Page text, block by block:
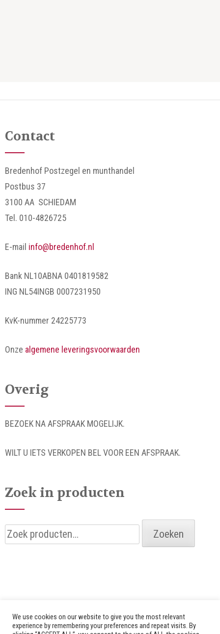
Contact
Bredenhof Postzegel en munthandel
Postbus 37
3100 AA SCHIEDAM
Tel. 010-4826725
E-mail info@bredenhof.nl
Bank NL10ABNA 0401819582
ING NL54INGB 0007231950
KvK-nummer 24225773
Onze algemene leveringsvoorwaarden
Overig
BEZOEK NA AFSPRAAK MOGELIJK.
WILT U IETS VERKOPEN BEL VOOR EEN AFSPRAAK.
Zoek in producten
Zoeken
naar:
Zoeken
We use cookies on our website to give you the most relevant
experience by remembering your preferences and repeat visits. By